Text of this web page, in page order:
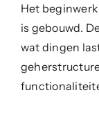
Het
is gebouwd.
wat dingen